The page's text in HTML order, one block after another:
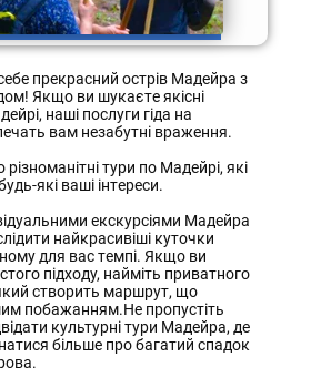
Далi
прекрасний острів Мадейра з
Якщо ви шукаєте якісні
наші послуги гіда на
вам незабутні враження.
тури по Мадейрі, які
які ваші інтереси.
екскурсіями Мадейра
найкрасивіші куточки
для вас темпі. Якщо ви
підходу, найміть приватного
створить маршрут, що
побажанням.Не пропустіть
культурні тури Мадейра, де
більше про багатий спадок